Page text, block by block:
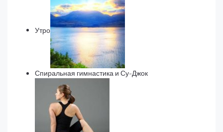
Утро
Спиральная гимнастика и Су-Джок